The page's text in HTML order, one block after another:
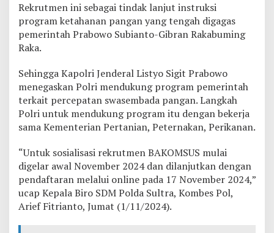
,
P
o
S
u
l
t
r
a
u
k
P
e
n
Rekrutmen ini sebagai tindak lanjut instruksi
program ketahanan pangan yang tengah digagas
pemerintah Prabowo Subianto-Gibran Rakabuming
Raka.
Sehingga Kapolri Jenderal Listyo Sigit Prabowo
menegaskan Polri mendukung program pemerintah
terkait percepatan swasembada pangan. Langkah
Polri untuk mendukung program itu dengan bekerja
sama Kementerian Pertanian, Peternakan, Perikanan.
“Untuk sosialisasi rekrutmen BAKOMSUS mulai
digelar awal November 2024 dan dilanjutkan dengan
pendaftaran melalui online pada 17 November 2024,”
ucap Kepala Biro SDM Polda Sultra, Kombes Pol,
Arief Fitrianto, Jumat (1/11/2024).